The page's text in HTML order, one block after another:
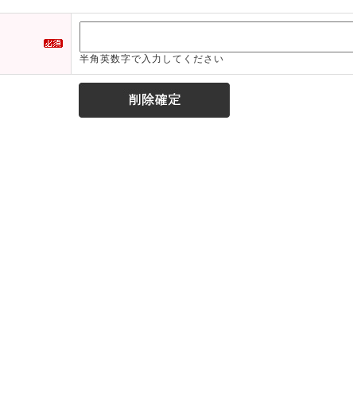
半角英数字で入力してください